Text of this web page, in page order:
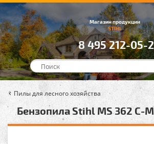
Магазин продукции
STIHL
8 495 212-05-
Пилы для лесного хозяйства
Бензопила Stihl MS 362 C-